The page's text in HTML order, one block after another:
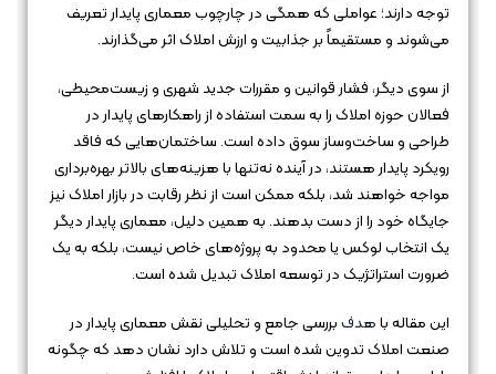
توجه دارند؛ عواملی که همگی در چارچوب معماری پایدار تعریف
می‌شوند و مستقیماً بر جذابیت و ارزش املاک اثر می‌گذارند.
از سوی دیگر، فشار قوانین و مقررات جدید شهری و زیست‌محیطی،
فعالان حوزه املاک را به سمت استفاده از راهکارهای پایدار در
طراحی و ساخت‌وساز سوق داده است. ساختمان‌هایی که فاقد
رویکرد پایدار هستند، در آینده نه‌تنها با هزینه‌های بالاتر بهره‌برداری
مواجه خواهند شد، بلکه ممکن است از نظر رقابت در بازار املاک نیز
جایگاه خود را از دست بدهند. به همین دلیل، معماری پایدار دیگر
یک انتخاب لوکس یا محدود به پروژه‌های خاص نیست، بلکه به یک
ضرورت استراتژیک در توسعه املاک تبدیل شده است.
این مقاله باهدفبررسی جامع و تحلیلی نقش معماری پایدار در
صنعت املاک تدوین شده است و تلاش دارد نشان دهد که چگونه